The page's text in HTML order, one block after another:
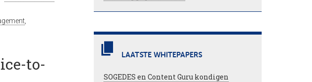
to- LAATSTE WHITEPAPERS
SOGEDES en Content Guru kondigen